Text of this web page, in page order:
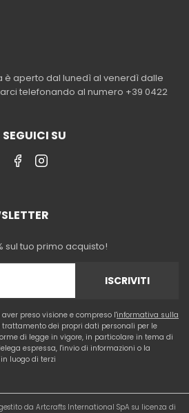
è aperto dal lunedì al venerdì dalle
telefonando al numero +39 0422
SEGUICI SU
sul tuo primo acquisto!
ISCRIVITI
preso visione e compreso l'informativa sulla
trattamento dei propri dati personali per le
di legge in vigore, in particolare in tema di
espressa, l'invio di informazioni o la
luogo di terzi
da Artcrafts International SpA su licenza di